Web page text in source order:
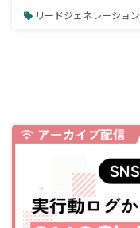
リードジェネレーション